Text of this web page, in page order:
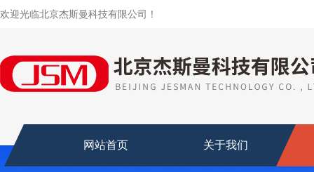
欢迎光临北京杰斯曼科技有限公司！
网站首页 关于我们